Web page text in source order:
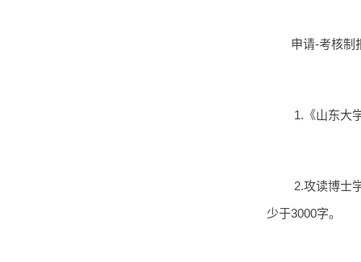
申请-考核制
1.《山东大
2.攻读博士
少于3000字。